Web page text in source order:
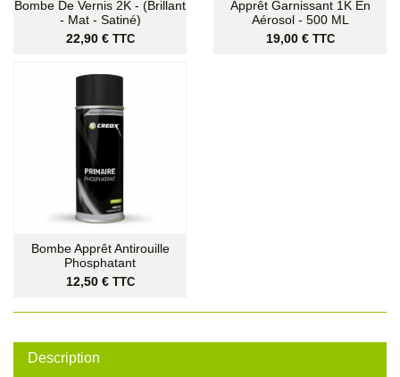
Bombe De Vernis 2K - (Brillant
- Mat - Satiné)
Prix
22,90 € TTC
Apprêt Garnissant 1K En
Aérosol - 500 ML
Prix
19,00 € TTC
Bombe Apprêt Antirouille
Phosphatant
Prix
12,50 € TTC
Description